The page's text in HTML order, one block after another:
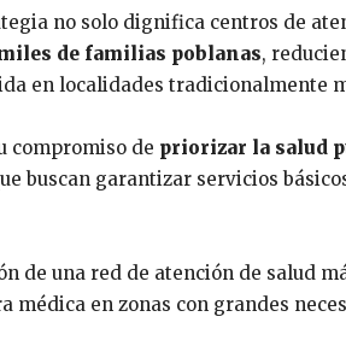
no solo dignifica centros de
de familias poblanas,
en localidades tradicionalmente
compromiso de priorizar la salud
buscan garantizar servicios
de una red de atención de salud
médica en zonas con grandes